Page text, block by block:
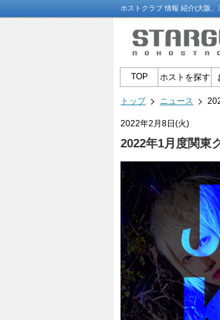
ホストクラブ 情報 紹介(大阪
TOP ホストを探す
トップ ニュース
2022年2月8日(火)
2022年1月度関東